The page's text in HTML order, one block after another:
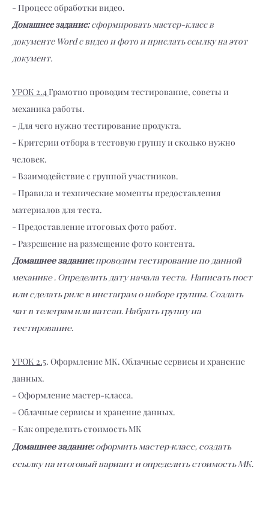
- Процесс обработки видео.
Домашнее задание:сформировать мастер-класс в
документе Word с видео и фото и прислать ссылку на этот
документ.
УРОК 2.4 Грамотно проводим тестирование, советы и
механика работы.
- Для чего нужно тестирование продукта.
- Критерии отбора в тестовую группу и сколько нужно
человек.
- Взаимодействие с группой участников.
- Правила и технические моменты предоставления
материалов для теста.
- Предоставление итоговых фото работ.
- Разрешение на размещение фото контента.
Домашнее задание:проводим тестирование по данной
механике . Определить дату начала теста. Написать пост
или сделать рилс в инстаграм о наборе группы. Создать
чат в телеграм или ватсап. Набрать группу на
тестирование.
УРОК 2.5. Оформление МК. Облачные сервисы и хранение
данных.
- Оформление мастер-класса.
- Облачные сервисы и хранение данных.
- Как определить стоимость МК
Домашнее задание:оформить мастер-класс, создать
ссылку на итоговый вариант и определить стоимость МК.​​​​​​​